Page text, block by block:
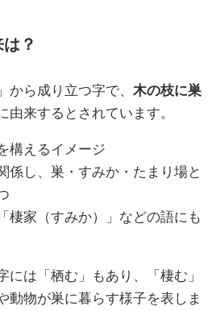
？
から成り立つ字で、 木の枝に巣
由来するとされています。
構えるイメージ
係し、巣・すみか・たまり場と
棲家（すみか）」などの語にも
には「栖む」もあり、「棲む」
動物が巣に暮らす様子を表しま